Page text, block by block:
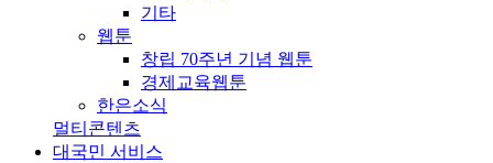
기타
웹툰
창립 70주년 기념 웹툰
경제교육웹툰
한은소식
멀티콘텐츠
대국민 서비스